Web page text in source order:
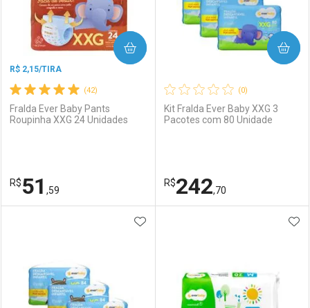
Comprar sem Desconto
Por R$ 15,99/cada
Por R$ 15,99/cada
Comprar sem Desconto
Por R$ 7,19/cada
Por R$ 7,19/cada
(42)
R$ 2,15/TIRA
Fralda Ever Baby Pants
Roupinha XXG 24 Unidades
R$51 ,59
COMPRAR
Laboratório
Por Menos
(0)
Kit Fralda Ever Baby XXG 3
Pacotes com 80 Unidade
R$242,70
COMPRAR
ADICIONAR AOS FAVORITOS